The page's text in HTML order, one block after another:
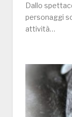
Dallo
personaggi
attività…